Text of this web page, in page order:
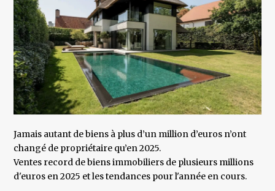
Jamais autant de biens à plus d’un million d’euros n’ont
changé de propriétaire qu’en 2025.
Ventes record de biens immobiliers de plusieurs millions
d'euros en 2025 et les tendances pour l'année en cours.